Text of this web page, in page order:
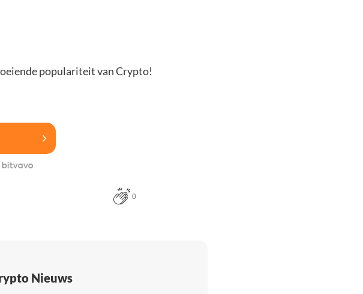
populariteit van Crypto!
0
Nieuws